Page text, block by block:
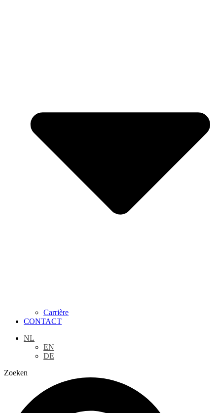
Carrière
CONTACT
NL
EN
DE
Zoeken